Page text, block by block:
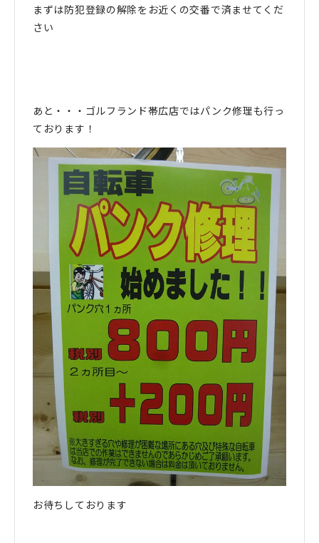
まずは防犯登録の解除をお近くの交番で済ませてくだ
さい
あと・・・ゴルフランド帯広店ではパンク修理も行っ
ております！
お待ちしております